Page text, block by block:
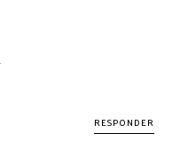
RESPONDER